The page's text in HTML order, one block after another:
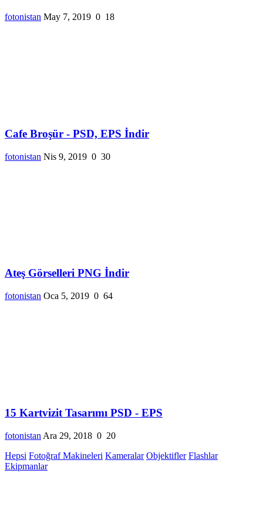
fotonistan May 7, 2019 0 18
Cafe Broşür - PSD, EPS İndir
fotonistan Nis 9, 2019 0 30
Ateş Görselleri PNG İndir
fotonistan Oca 5, 2019 0 64
15 Kartvizit Tasarımı PSD - EPS
fotonistan Ara 29, 2018 0 20
Hepsi Fotoğraf Makineleri Kameralar Objektifler Flashlar
Ekipmanlar